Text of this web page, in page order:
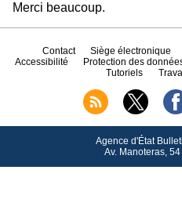
Merci beaucoup.
Contact Siège électronique
Accessibilité
Protection des
Tutoriels
Agence d'État
Av.Manoteras, 54